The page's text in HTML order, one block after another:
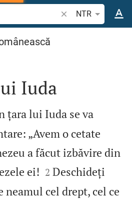
Căutați un verset
NTR
Iuda
țara lui Iuda se va
„Avem o cetate
a făcut izbăvire din
ei! 

2 Deschideți
neamul cel drept, cel ce